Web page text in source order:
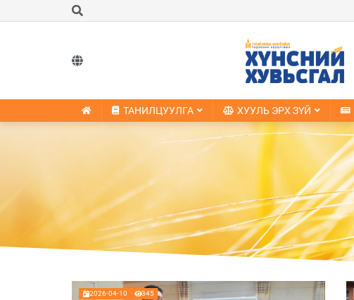
ТАНИЛЦУУЛГА ХУУЛЬ ЭРХ ЗҮЙ
2026-04-10 345